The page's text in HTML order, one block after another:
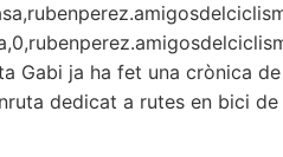
Gabi ja ha fet una crònica
dedicat a rutes en bici